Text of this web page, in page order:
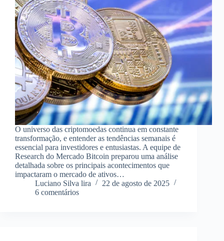
O universo das criptomoedas continua em constante
transformação, e entender as tendências semanais é
essencial para investidores e entusiastas. A equipe de
Research do Mercado Bitcoin preparou uma análise
detalhada sobre os principais acontecimentos que
impactaram o mercado de ativos…
Luciano Silva lira
22 de agosto de 2025
6 comentários